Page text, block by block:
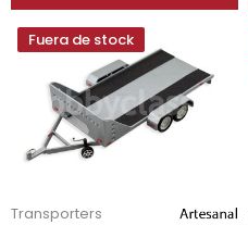
Fuera de stock
Transporters